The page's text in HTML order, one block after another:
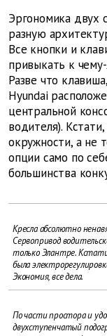
Эргономика двух
разную
Все кнопки и
привыкать к
Разве что
Hyundai
центральной
водителя).
окружности, а не
опции само по
большинства
Кресла абсолютно
Сервопривод
только Элантре.
была
Экономия, все дела.
По части простора и
двухступенчатый